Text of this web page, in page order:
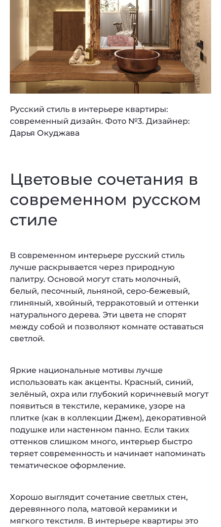
Русский стиль в интерьере квартиры:
современный дизайн. Фото №3. Дизайнер:
Дарья Окуджава
Цветовые сочетания в
современном русском
стиле
В современном интерьере русский стиль
лучше раскрывается через природную
палитру. Основой могут стать молочный,
белый, песочный, льняной, серо-бежевый,
глиняный, хвойный, терракотовый и оттенки
натурального дерева. Эти цвета не спорят
между собой и позволяют комнате оставаться
светлой.
Яркие национальные мотивы лучше
использовать как акценты. Красный, синий,
зелёный, охра или глубокий коричневый могут
появиться в текстиле, керамике, узоре на
плитке (как в коллекции Джем), декоративной
подушке или настенном панно. Если таких
оттенков слишком много, интерьер быстро
теряет современность и начинает напоминать
тематическое оформление.
Хорошо выглядит сочетание светлых стен,
деревянного пола, матовой керамики и
мягкого текстиля. В интерьере квартиры это